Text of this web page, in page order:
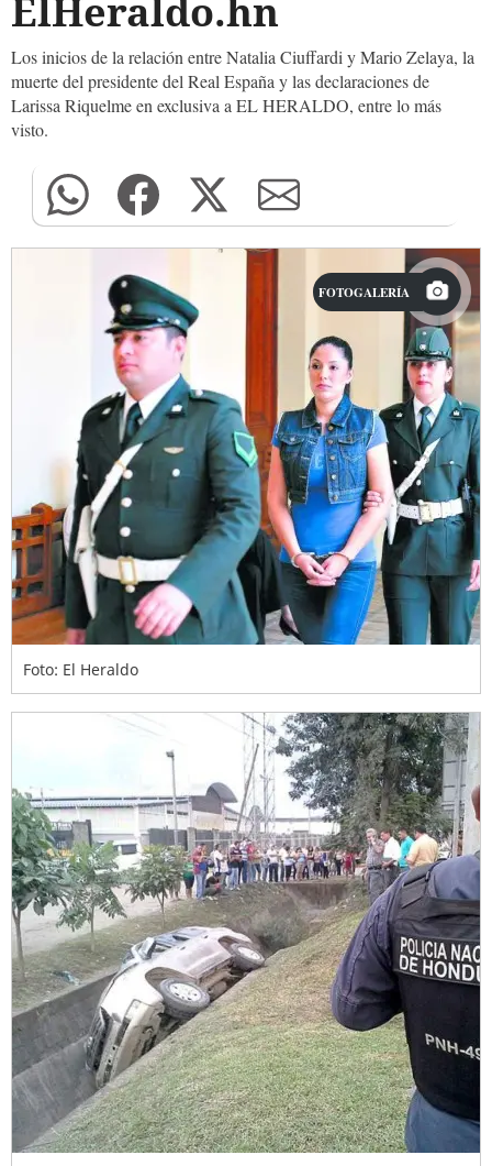
ElHeraldo.hn
Los inicios de la relación entre Natalia Ciuffardi y Mario Zelaya, la
muerte del presidente del Real España y las declaraciones de
Larissa Riquelme en exclusiva a EL HERALDO, entre lo más
visto.
FOTOGALERÍA
Foto: El Heraldo